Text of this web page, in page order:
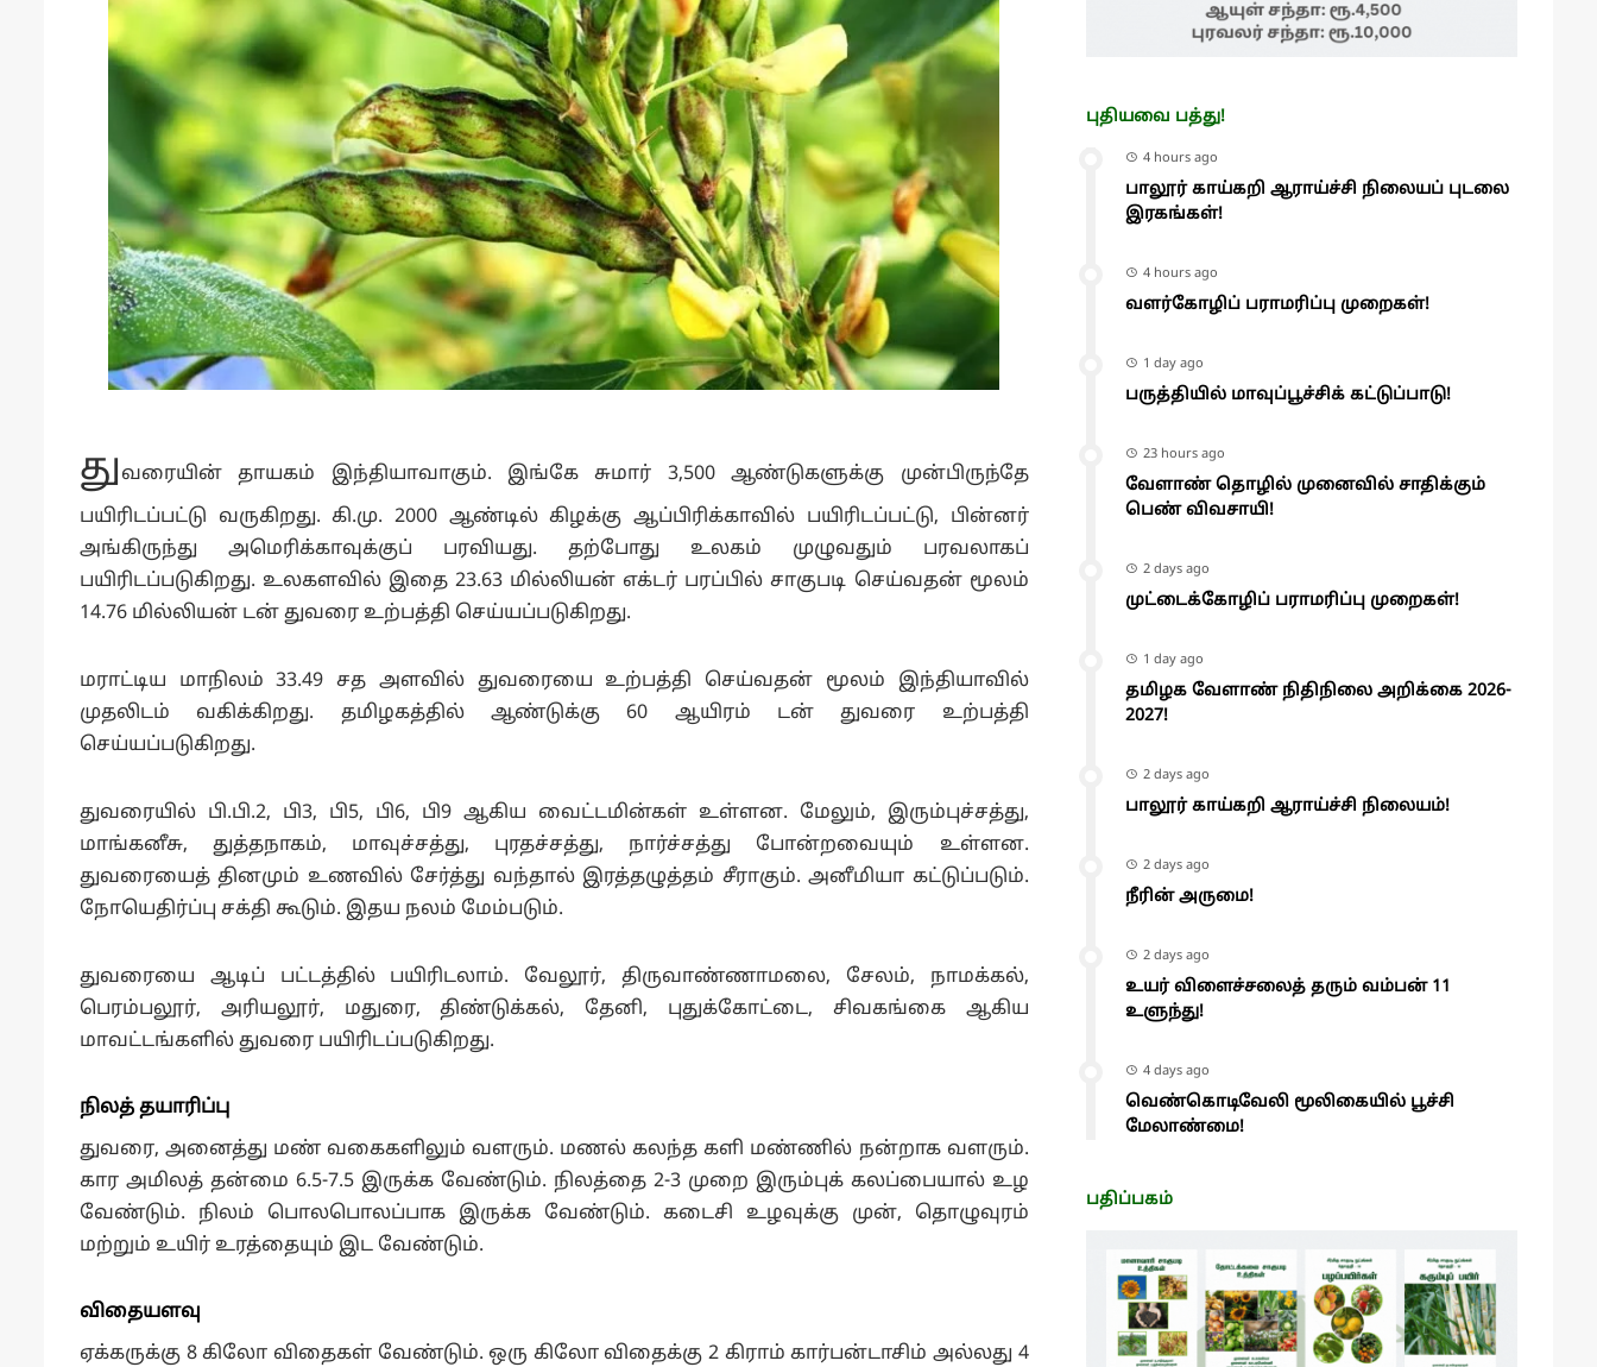
து வரையின் தாயகம் இந்தியாவாகும். இங்கே சுமார் 3,500 ஆண்டுகளுக்கு முன்பிருந்தே
பயிரிடப்பட்டு வருகிறது. கி.மு. 2000 ஆண்டில் கிழக்கு ஆப்பிரிக்காவில் பயிரிடப்பட்டு, பின்னர்
அங்கிருந்து அமெரிக்காவுக்குப் பரவியது. தற்போது உலகம் முழுவதும் பரவலாகப்
பயிரிடப்படுகிறது. உலகளவில் இதை 23.63 மில்லியன் எக்டர் பரப்பில் சாகுபடி செய்வதன் மூலம்
14.76 மில்லியன் டன் துவரை உற்பத்தி செய்யப்படுகிறது.
மராட்டிய மாநிலம் 33.49 சத அளவில் துவரையை உற்பத்தி செய்வதன் மூலம் இந்தியாவில்
முதலிடம் வகிக்கிறது. தமிழகத்தில் ஆண்டுக்கு 60 ஆயிரம் டன் துவரை உற்பத்தி
செய்யப்படுகிறது.
துவரையில் பி.பி.2, பி3, பி5, பி6, பி9 ஆகிய வைட்டமின்கள் உள்ளன. மேலும், இரும்புச்சத்து,
மாங்கனீசு, துத்தநாகம், மாவுச்சத்து, புரதச்சத்து, நார்ச்சத்து போன்றவையும் உள்ளன.
துவரையைத் தினமும் உணவில் சேர்த்து வந்தால் இரத்தழுத்தம் சீராகும். அனீமியா கட்டுப்படும்.
நோயெதிர்ப்பு சக்தி கூடும். இதய நலம் மேம்படும்.
துவரையை ஆடிப் பட்டத்தில் பயிரிடலாம். வேலூர், திருவாண்ணாமலை, சேலம், நாமக்கல்,
பெரம்பலூர், அரியலூர், மதுரை, திண்டுக்கல், தேனி, புதுக்கோட்டை, சிவகங்கை ஆகிய
மாவட்டங்களில் துவரை பயிரிடப்படுகிறது.
நிலத் தயாரிப்பு
துவரை, அனைத்து மண் வகைகளிலும் வளரும். மணல் கலந்த களி மண்ணில் நன்றாக வளரும்.
கார அமிலத் தன்மை 6.5-7.5 இருக்க வேண்டும். நிலத்தை 2-3 முறை இரும்புக் கலப்பையால் உழ
வேண்டும். நிலம் பொலபொலப்பாக இருக்க வேண்டும். கடைசி உழவுக்கு முன், தொழுவுரம்
மற்றும் உயிர் உரத்தையும் இட வேண்டும்.
விதையளவு
ஏக்கருக்கு 8 கிலோ விதைகள் வேண்டும். ஒரு கிலோ விதைக்கு 2 கிராம் கார்பன்டாசிம் அல்லது 4
புதியவை பத்து!
4 hours ago
பாலூர் காய்கறி ஆராய்ச்சி நிலையப் புடலை
இரகங்கள்!
4 hours ago
வளர்கோழிப் பராமரிப்பு முறைகள்!
1 day ago
பருத்தியில் மாவுப்பூச்சிக் கட்டுப்பாடு!
23 hours ago
வேளாண் தொழில் முனைவில் சாதிக்கும்
பெண் விவசாயி!
2 days ago
முட்டைக்கோழிப் பராமரிப்பு முறைகள்!
1 day ago
தமிழக வேளாண் நிதிநிலை அறிக்கை 2026-
2027!
2 days ago
பாலூர் காய்கறி ஆராய்ச்சி நிலையம்!
2 days ago
நீரின் அருமை!
2 days ago
உயர் விளைச்சலைத் தரும் வம்பன் 11
உளுந்து!
4 days ago
வெண்கொடிவேலி மூலிகையில் பூச்சி
மேலாண்மை!
பதிப்பகம்